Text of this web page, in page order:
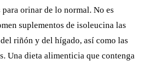
orinar de lo normal. No es
suplementos de isoleucina las
riñón y del hígado, así como las
Una dieta alimenticia que contenga